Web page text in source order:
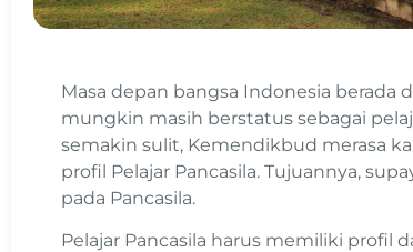
Masa depan bangsa Indonesia berada
mungkin masih berstatus sebagai
semakin sulit, Kemendikbud merasa
profil Pelajar Pancasila. Tujuannya,
pada Pancasila.
Pelajar Pancasila harus memiliki profil